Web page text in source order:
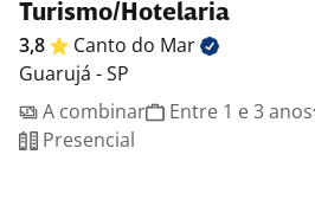
Turismo/Hotelaria
3,8 Canto do Mar
Guarujá - SP
A combinar
Entre 1 e 3 anos
Presencial